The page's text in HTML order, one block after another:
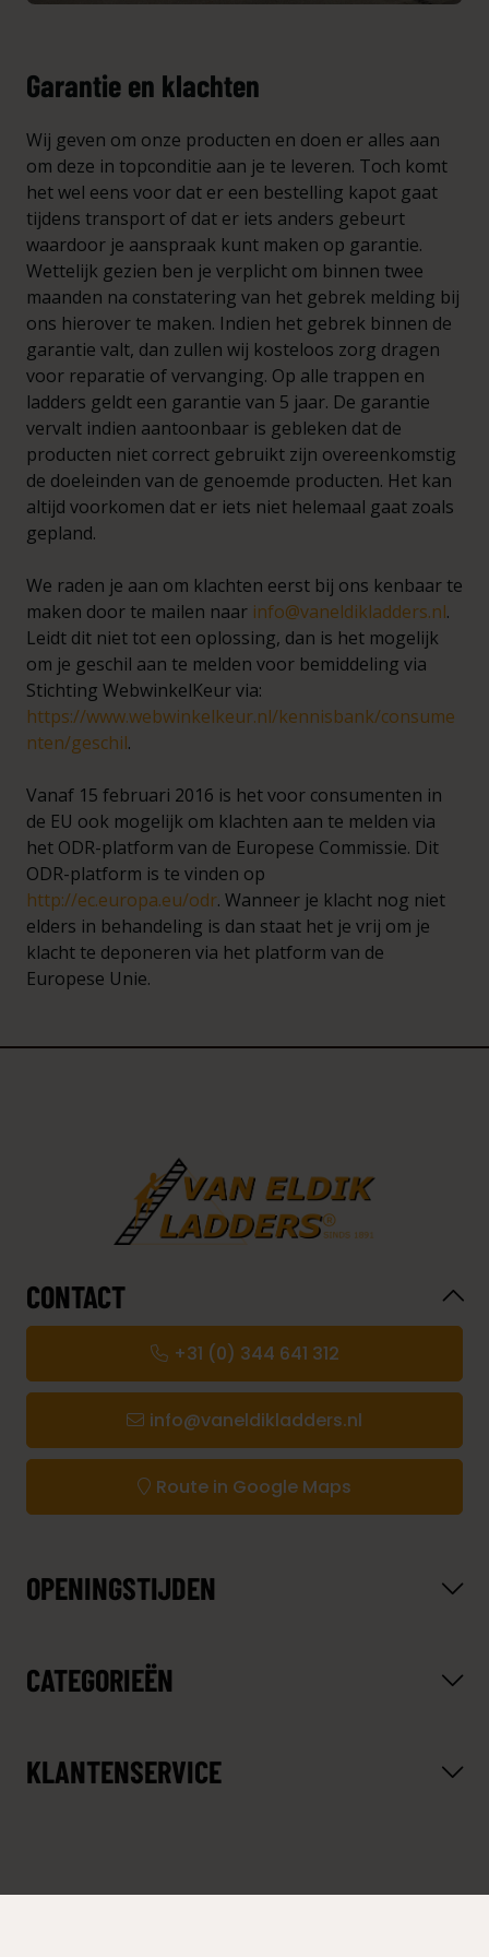
Garantie en klachten
Wij geven om onze producten en doen er alles aan
om deze in topconditie aan je te leveren. Toch komt
het wel eens voor dat er een bestelling kapot gaat
tijdens transport of dat er iets anders gebeurt
waardoor je aanspraak kunt maken op garantie.
Wettelijk gezien ben je verplicht om binnen twee
maanden na constatering van het gebrek melding bij
ons hierover te maken. Indien het gebrek binnen de
garantie valt, dan zullen wij kosteloos zorg dragen
voor reparatie of vervanging. Op alle trappen en
ladders geldt een garantie van 5 jaar. De garantie
vervalt indien aantoonbaar is gebleken dat de
producten niet correct gebruikt zijn overeenkomstig
de doeleinden van de genoemde producten. Het kan
altijd voorkomen dat er iets niet helemaal gaat zoals
gepland.
We raden je aan om klachten eerst bij ons kenbaar te
maken door te mailen naar info@vaneldikladders.nl.
Leidt dit niet tot een oplossing, dan is het mogelijk
om je geschil aan te melden voor bemiddeling via
Stichting WebwinkelKeur via:
https://www.webwinkelkeur.nl/kennisbank/consume
nten/geschil.
Vanaf 15 februari 2016 is het voor consumenten in
de EU ook mogelijk om klachten aan te melden via
het ODR-platform van de Europese Commissie. Dit
ODR-platform is te vinden op
http://ec.europa.eu/odr. Wanneer je klacht nog niet
elders in behandeling is dan staat het je vrij om je
klacht te deponeren via het platform van de
Europese Unie.
CONTACT
+31 (0) 344 641 312
info@vaneldikladders.nl
Route in Google Maps
OPENINGSTIJDEN
CATEGORIEËN
KLANTENSERVICE